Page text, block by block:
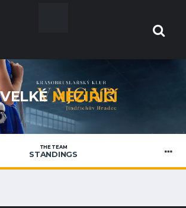
MEZIŘÍČÍ
THE TEAM
STANDINGS